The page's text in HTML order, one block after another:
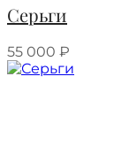
Серьги
55 000 ₽